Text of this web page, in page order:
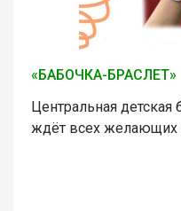
«БАБОЧКА-БРАСЛЕТ»
Центральная детская
ждёт всех желающих